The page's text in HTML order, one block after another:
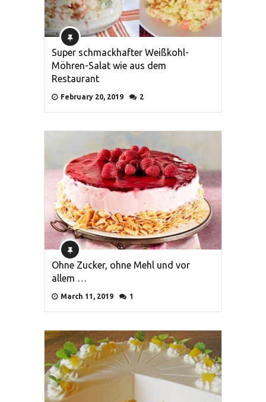
Super schmackhafter Weißkohl-
Möhren-Salat wie aus dem
Restaurant
February 20, 2019 2
Ohne Zucker, ohne Mehl und vor
allem …
March 11, 2019 1